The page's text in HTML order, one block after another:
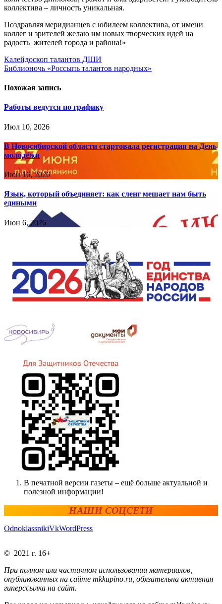
коллектива – личность уникальная.
Поздравляя меридианцев с юбилеем коллектива, от имени
коллег и зрителей желаю им новых творческих идей на
радость жителей города и района!»
Навигация
по
записям
Калейдоскоп талантов ДШИ
Библионочь «Россыпь талантов народных»
Похожая запись
Работы ведутся по графику
Июл 10, 2026
В Новосибирской области стартовала регистрация на День
молодёжи
Июн 16, 2026
Язык, который объединяет: как сленг мешает нам быть
едиными
Июн 6, 2026
В печатной версии газеты – ещё больше актуальной и
полезной информации!
НАШИ СОЦСЕТИ
OdnoklassnikiVkWordPress
© 2021 г. 16+
При полном или частичном использовании материалов,
опубликованных на сайте mkkupino.ru, обязательна активная
гиперссылка на сайт.